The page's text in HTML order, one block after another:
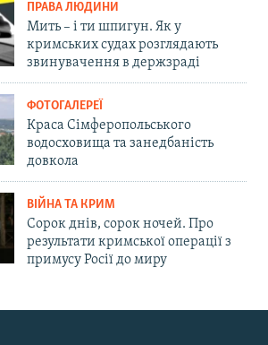
ПРАВА ЛЮДИНИ
Мить – і ти шпигун. Як у
кримських судах розглядають
звинувачення в держзраді
ФОТОГАЛЕРЕЇ
Краса Сімферопольського
водосховища та занедбаність
довкола
ВІЙНА ТА КРИМ
Сорок днів, сорок ночей. Про
результати кримської операції з
примусу Росії до миру